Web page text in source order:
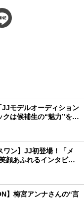
モデルオーディション
は候補生の“魅力”を重
す
ワン】JJ初登場！「メ
顔あふれるインタビュ
】梅宮アンナさんの“言